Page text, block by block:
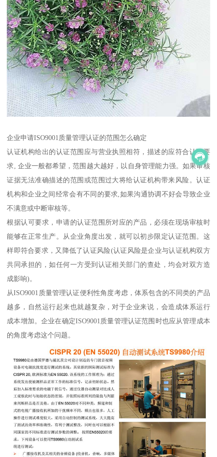
企业申请ISO9001质量管理认证的范围怎么确定
认证机构给出的认证范围应与营业执照相符，描述的应符合认可要
求, 企业一般都希望，范围越大越好，以自身管理能力强。如果审核
证据无法准确描述的范围或范围过大将给认证机构带来风险。认证
机构和企业之间经常会有不同的要求,如果沟通协调不好会导致企业
不满意或中断审核等。
根据认可要求，申请的认证范围所对应的产品，必须在现场审核时
能够在正常生产。从企业角度出发，就可以初步限定认证范围。这
样即符合要求，又降低了认证风险(认证风险是企业与认证机构双方
共同承担的，如任何一方受到认证相关部门的查处，均会对双方造
成影响)。
从ISO9001质量管理认证便利性角度考虑，体系包含的不同类的产品
越多，自然运行起来也就越复杂，对于企业来说，会造成体系运行
成本增加。企业在确定ISO9001质量管理认证范围时也应从管理成本
的角度考虑这个问题。